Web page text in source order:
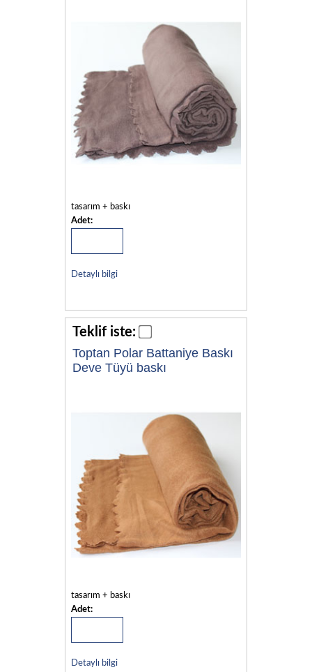
tasarım + baskı
Adet:
Detaylı bilgi
Teklif iste:
Toptan Polar Battaniye Baskı
Deve Tüyü baskı
tasarım + baskı
Adet:
Detaylı bilgi